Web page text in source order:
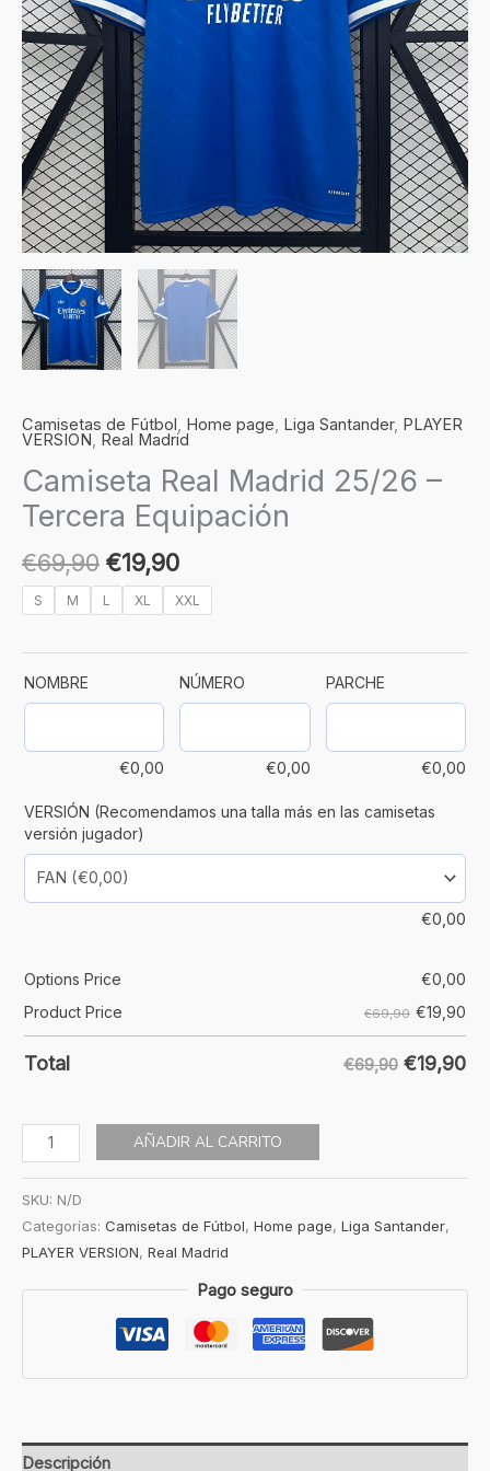
Camisetas de Fútbol , Home page, Liga Santander, PLAYER
VERSION, Real Madrid
Camiseta Real Madrid 25/26 –
Tercera Equipación
€69,90 €19,90
S M L XL XXL
NOMBRE
€0,00
NÚMERO
€0,00
PARCHE
€0,00
VERSIÓN (Recomendamos una talla más en las camisetas
versión jugador)
€0,00
Options Price €0,00
Product Price
€69,90 €19,90
Total €69,90 €19,90
AÑADIR AL CARRITO
SKU: N/D
Categorías: Camisetas de Fútbol, Home page, Liga Santander,
PLAYER VERSION, Real Madrid
Pago seguro
Descripción